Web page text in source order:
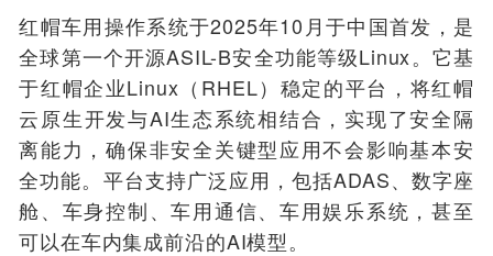
红帽车用操作系统于2025年10月于中国首发，是
全球第一个开源ASIL-B安全功能等级Linux。它基
于红帽企业Linux（RHEL）稳定的平台，将红帽
云原生开发与AI生态系统相结合，实现了安全隔
离能力，确保非安全关键型应用不会影响基本安
全功能。 平台支持广泛应用，包括ADAS、数字座
舱、车身控制、车用通信、车用娱乐系统，甚至
可以在车内集成前沿的AI模型。